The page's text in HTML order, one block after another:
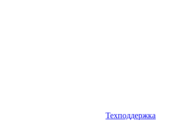
Техподдержка